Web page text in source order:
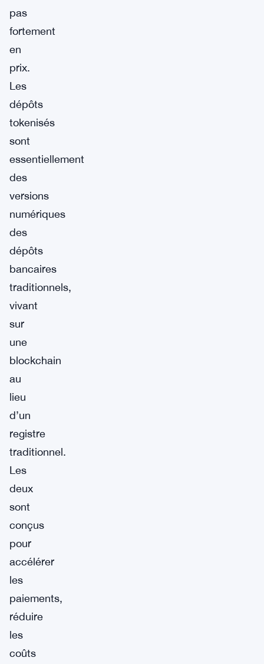
pas
fortement
en
prix.
Les
dépôts
tokenisés
sont
essentiellement
des
versions
numériques
des
dépôts
bancaires
traditionnels,
vivant
sur
une
blockchain
au
lieu
d’un
registre
traditionnel.
Les
deux
sont
conçus
pour
accélérer
les
paiements,
réduire
les
coûts